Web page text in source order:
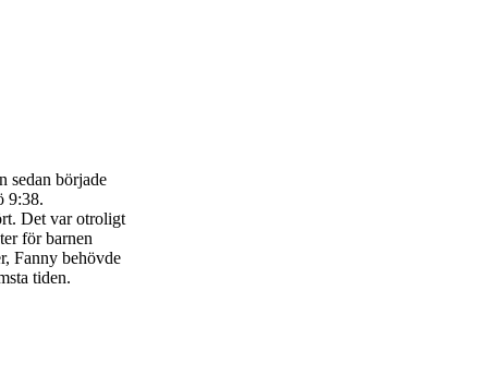
sedan började
9:38.
Det var otroligt
för barnen
Fanny behövde
tiden.